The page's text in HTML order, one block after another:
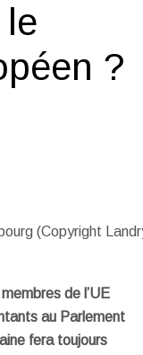
?
de l’UE
au Parlement
fera toujours